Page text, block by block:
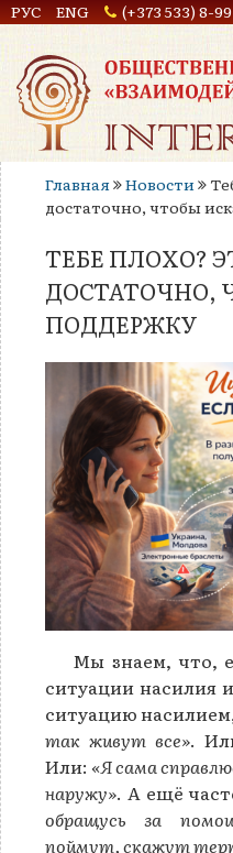
РУС ENG (+373 533) 8-
Главная Новости
достаточно, чтобы
ТЕБЕ ПЛОХО?
ДОСТАТОЧНО,
ПОДДЕРЖКУ
Мы знаем, что,
ситуации насилия
ситуацию
так живут все».
Или: «Я сама
наружу». А ещё
обращусь за
поймут, скажут